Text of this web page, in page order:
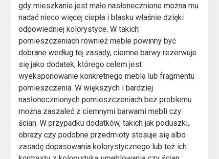
gdy mieszkanie jest mało nasłonecznione można mu
nadać nieco więcej ciepła i blasku właśnie dzięki
odpowiedniej kolorystyce. W takich
pomieszczeniach również meble powinny być
dobrane według tej zasady, ciemne barwy rezerwuje
się jako dodatek, którego celem jest
wyeksponowanie konkretnego mebla lub fragmentu
pomieszczenia. W większych i bardziej
nasłonecznionych pomieszczeniach bez problemu
można zaszaleć z ciemnymi barwami mebli czy
ścian. W przypadku dodatków, takich jak poduszki,
obrazy czy podobne przedmioty stosuje się albo
zasadę dopasowania kolorystycznego lub też ich